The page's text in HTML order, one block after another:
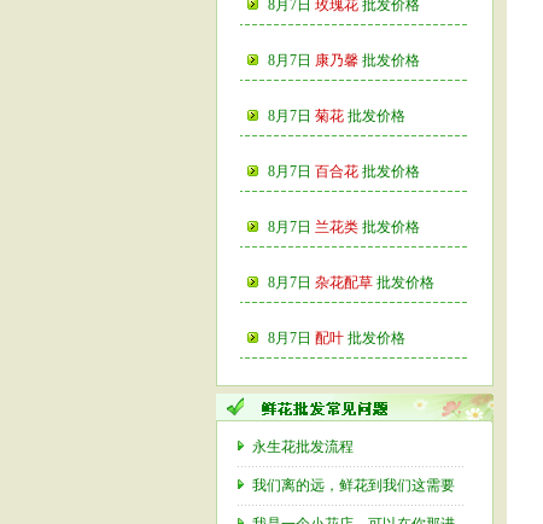
8月7日 玫瑰花 批发价格
8月7日 康乃馨 批发价格
8月7日 菊花 批发价格
8月7日 百合花 批发价格
8月7日 兰花类 批发价格
8月7日 杂花配草 批发价格
8月7日 配叶 批发价格
永生花批发流程
我们离的远，鲜花到我们这需要